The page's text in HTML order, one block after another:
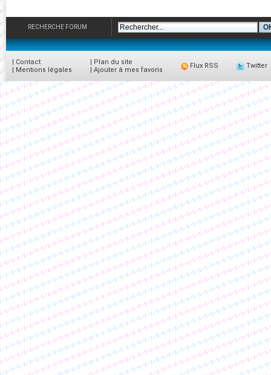
RECHERCHE FORUM
| Contact
| Mentions légales
| Plan du site
| Ajouter à mes favoris
Flux RSS Twitter